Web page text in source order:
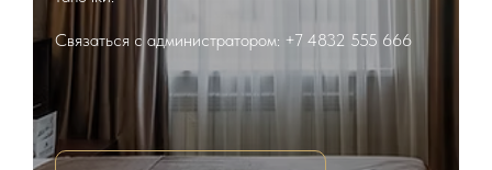
Связаться с администратором: +7 4832 555 666